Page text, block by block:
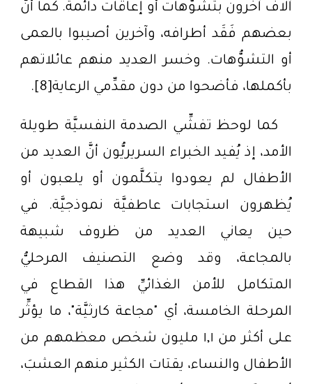
آلاف آخرون بتشوُّهات أو إعاقات دائمة. كما أنَّ
بعضهم فَقَد أطرافه، وآخرين أصيبوا بالعمى
أو التشوُّهات. وخسر العديد منهم عائلاتهم
بأكملها، فأضحوا من دون مقدِّمي الرعاية[8].
كما لوحظ تفشِّي الصدمة النفسيَّة طويلة
الأمد، إذ يُفيد الخبراء السريريُّون أنَّ العديد من
الأطفال لم يعودوا يتكلَّمون أو يلعبون أو
يُظهرون استجابات عاطفيَّة نموذجيَّة. في
حين يعاني العديد من ظروف شبيهة
بالمجاعة، وقد وضع التصنيف المرحليُّ
المتكامل للأمن الغذائيِّ هذا القطاع في
المرحلة الخامسة، أي "مجاعة كارثيَّة"، ما يؤثِّر
على أكثر من ١,١ مليون شخص معظمهم من
الأطفال والنساء، يقتات الكثير منهم العشبَ،